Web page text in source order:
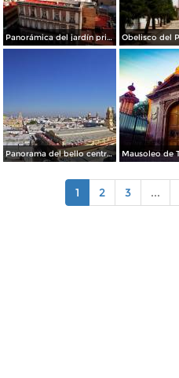
Panorámica del jardín principal
Panorama del bello centro histórico de Celaya
1 2 3 ...